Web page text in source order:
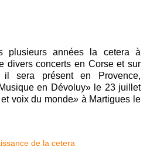
plusieurs années la cetera à
divers concerts en Corse et sur
sera présent en Provence,
en Dévoluy» le 23 juillet
voix du monde»à Martigues le